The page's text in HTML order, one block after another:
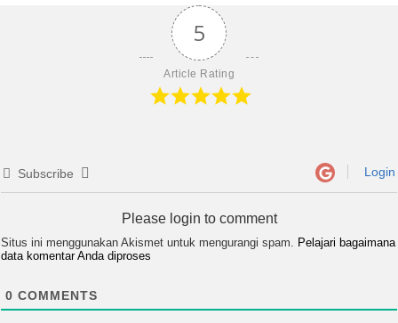
5
Article Rating
Subscribe Login
Please login to comment
Situs ini menggunakan Akismet untuk mengurangi spam. Pelajari bagaimana
data komentar Anda diproses
0 COMMENTS